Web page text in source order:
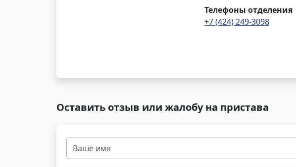
Телефоны отделения
+7 (424) 249-3098
Оставить отзыв или жалобу на пристава